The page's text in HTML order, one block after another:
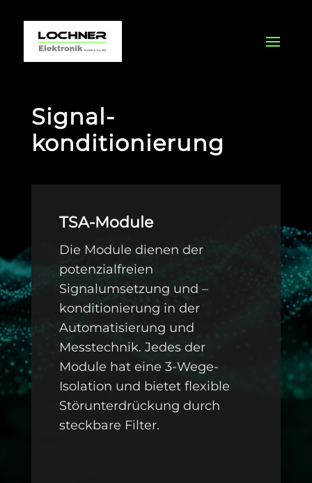
Signal-
konditionierung
TSA-Module
Die Module dienen der
potenzialfreien
Signalumsetzung und –
konditionierung in der
Automatisierung und
Messtechnik. Jedes der
Module hat eine 3-Wege-
Isolation und bietet flexible
Störunterdrückung durch
steckbare Filter.